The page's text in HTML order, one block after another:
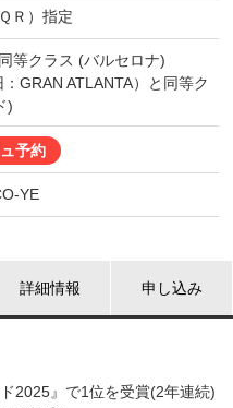
Ｒ）指定
等クラス (バルセロナ)
GRAN ATLANTA）と同等ク
)
予約
YE
詳細情報 申し込み
2025』で1位を受賞(2年連続)